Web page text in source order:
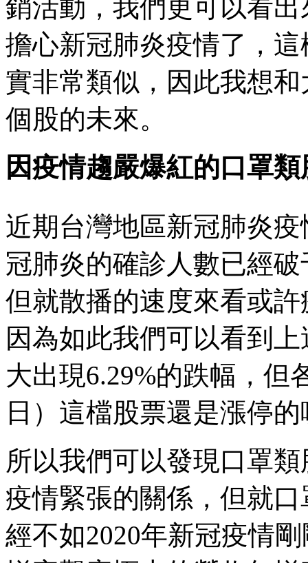
銷活動，我們更可以看
擔心新冠肺炎疫情了，
實非常類似，因此我想
個股的未來。
因疫情趨嚴爆紅的口罩類
近期台灣地區新冠肺炎
冠肺炎的確診人數已經
但就散播的速度來看或
因為如此我們可以看到
大出現6.29%的跌幅，但
日）這檔股票還是漲停的
所以我們可以發現口罩
疫情緊張的關係，但就
經不如2020年新冠疫情